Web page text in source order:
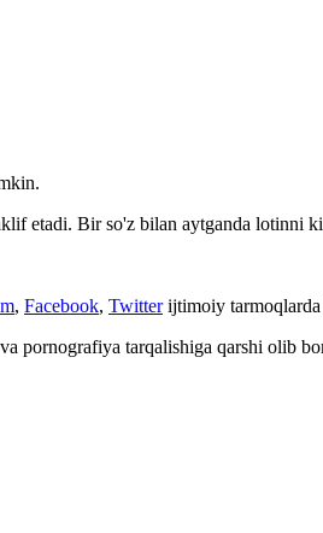
Bir so'z bilan aytganda lotinni
, Facebook, Twitter ijtimoiy
pornografiya tarqalishiga qarshi olib